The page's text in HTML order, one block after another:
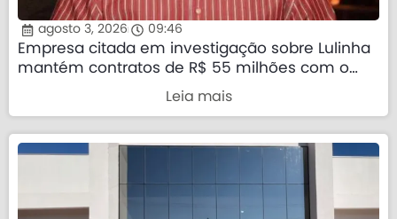
agosto 3, 2026 09:46
Empresa citada em investigação sobre Lulinha
mantém contratos de R$ 55 milhões com o
Leia mais